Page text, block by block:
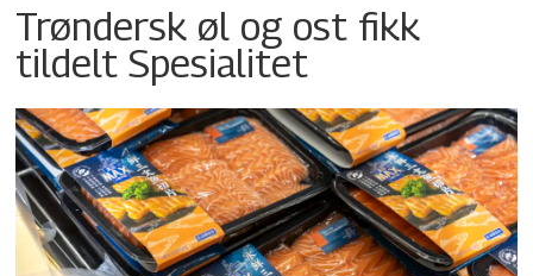
Trøndersk øl og ost fikk
tildelt Spesialitet